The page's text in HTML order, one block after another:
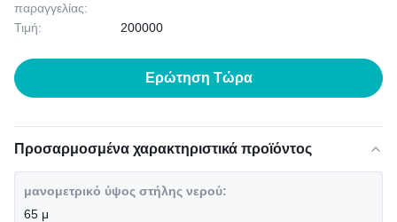
παραγγελίας:
Τιμή: 200000
Ερώτηση Τώρα
Προσαρμοσμένα χαρακτηριστικά προϊόντος
μανομετρικό ύψος στήλης νερού:
65 μ